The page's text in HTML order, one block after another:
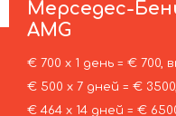
Мерседес-
AMG
€ 700 х 1 день = € 700,
€ 500 х 7 дней = €
€ 464 х 14 дней = €